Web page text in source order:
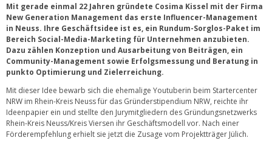
Mit gerade einmal 22 Jahren gründete Cosima Kissel mit der Firma
New Generation Management das erste Influencer-Management
in Neuss. Ihre Geschäftsidee ist es, ein Rundum-Sorglos-Paket im
Bereich Social-Media-Marketing für Unternehmen anzubieten.
Dazu zählen Konzeption und Ausarbeitung von Beiträgen, ein
Community-Management sowie Erfolgsmessung und Beratung in
punkto Optimierung und Zielerreichung.
Mit dieser Idee bewarb sich die ehemalige Youtuberin beim Startercenter
NRW im Rhein-Kreis Neuss für das Gründerstipendium NRW, reichte ihr
Ideenpapier ein und stellte den Jurymitgliedern des Gründungsnetzwerks
Rhein-Kreis Neuss/Kreis Viersen ihr Geschäftsmodell vor. Nach einer
Förderempfehlung erhielt sie jetzt die Zusage vom Projektträger Jülich.